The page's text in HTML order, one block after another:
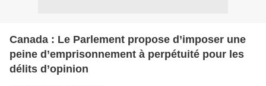
Canada : Le Parlement propose d’imposer une
peine d’emprisonnement à perpétuité pour les
délits d’opinion